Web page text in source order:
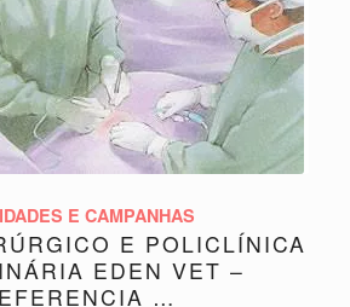
E CAMPANHAS
E POLICLÍNICA
EDEN VET –
…